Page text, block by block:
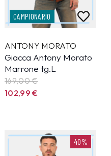
CAMPIONARIO
ANTONY MORATO
Giacca Antony Morato
Marrone tg.L
169,00 €
102,99€
40%